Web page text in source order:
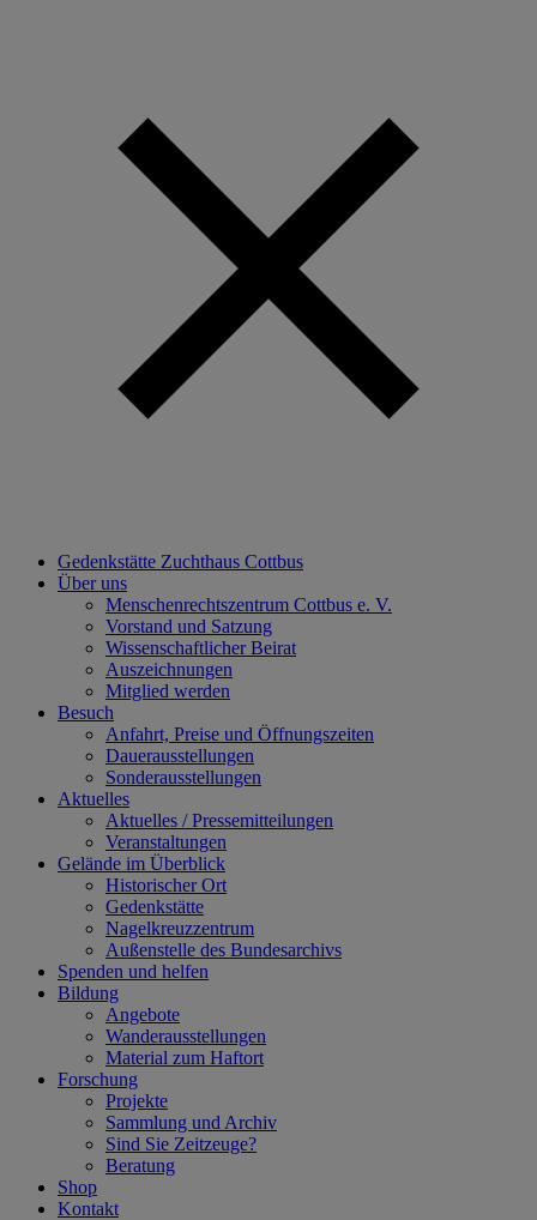
Gedenkstätte Zuchthaus Cottbus
Über uns
Menschenrechtszentrum Cottbus e. V.
Vorstand und Satzung
Wissenschaftlicher Beirat
Auszeichnungen
Mitglied werden
Besuch
Anfahrt, Preise und Öffnungszeiten
Dauerausstellungen
Sonderausstellungen
Aktuelles
Aktuelles / Pressemitteilungen
Veranstaltungen
Gelände im Überblick
Historischer Ort
Gedenkstätte
Nagelkreuzzentrum
Außenstelle des Bundesarchivs
Spenden und helfen
Bildung
Angebote
Wanderausstellungen
Material zum Haftort
Forschung
Projekte
Sammlung und Archiv
Sind Sie Zeitzeuge?
Beratung
Shop
Kontakt